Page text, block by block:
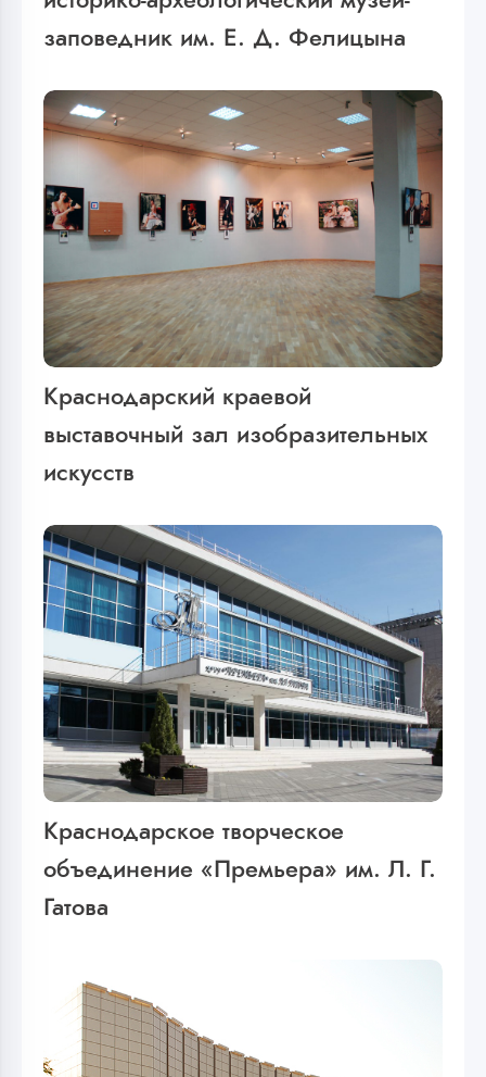
заповедник им. Е. Д. Фелицына
Краснодарский краевой
выставочный зал изобразительных
искусств
Краснодарское творческое
объединение «Премьера» им. Л. Г.
Гатова